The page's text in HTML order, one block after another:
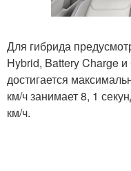
Для гибрида
Hybrid, Battery Charge
достигается
км/ч занимает 8, 1
км/ч.